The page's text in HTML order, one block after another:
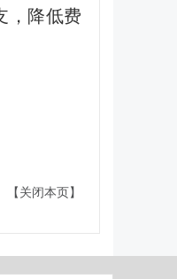
，降低费
【关闭本页】